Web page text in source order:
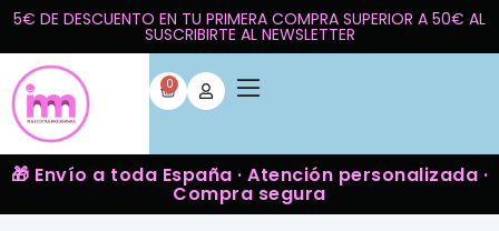
5€ DE DESCUENTO EN TU PRIMERA COMPRA SUPERIOR A 50€ AL
SUSCRIBIRTE AL NEWSLETTER
0
🎁 Envío a toda España · Atención personalizada ·
Compra segura